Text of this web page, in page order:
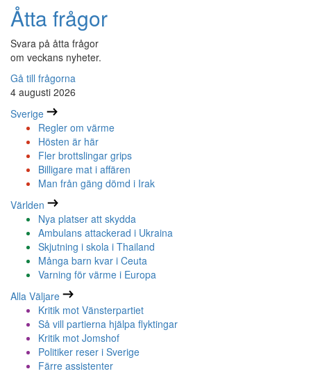
Åtta frågor
Svara på åtta frågor
om veckans nyheter.
Gå till frågorna
4 augusti 2026
Sverige
Regler om värme
Hösten är här
Fler brottslingar grips
Billigare mat i affären
Man från gäng dömd i Irak
Världen
Nya platser att skydda
Ambulans attackerad i Ukraina
Skjutning i skola i Thailand
Många barn kvar i Ceuta
Varning för värme i Europa
Alla Väljare
Kritik mot Vänsterpartiet
Så vill partierna hjälpa flyktingar
Kritik mot Jomshof
Politiker reser i Sverige
Färre assistenter